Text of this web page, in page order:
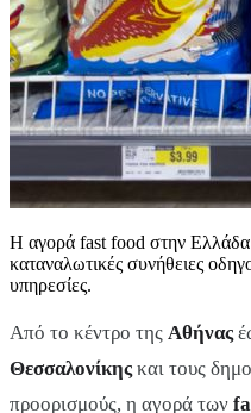
Η αγορά fast food στην Ελλάδα
καταναλωτικές συνήθειες
υπηρεσίες.
Από το κέντρο της Αθήνας
Θεσσαλονίκηςκαι τους
προορισμούς, η αγορά των